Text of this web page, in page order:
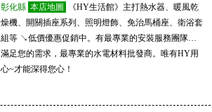
彰化縣 本店地圖
《HY生活館》主打熱水器、暖風乾
燥機、開關插座系列、照明燈飾、免治馬桶座、衛浴套
組等 ↘低價優惠促銷中。有最專業的安裝服務團隊…
滿足您的需求，最專業的水電材料批發商。唯有HY用
心~才能深得您心！